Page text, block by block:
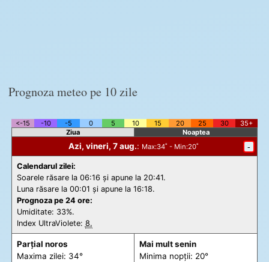
Prognoza meteo pe 10 zile
<-15 -10 -5 0 5 10 15 20 25 30
35+
Ziua
Noaptea
Azi, vineri, 7 aug.: Max:34˚ - Min:20˚ -
Calendarul zilei:
Soarele răsare la 06:16 și apune la 20:41.
Luna răsare la 00:01 și apune la 16:18.
Prognoza pe 24 ore:
Umiditate: 33%.
Index UltraViolete: 8.
Parțial noros
Maxima zilei: 34°
Mai mult senin
Minima nopții: 20°